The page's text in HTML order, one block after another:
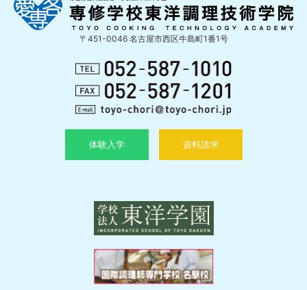
〒451-0046 名古屋市西区牛島町1番1号
体験入学 資料請求